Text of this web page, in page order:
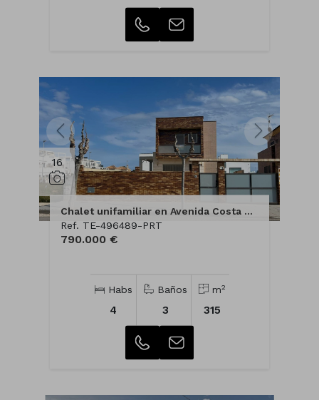
16
Chalet unifamiliar en Avenida Costa Blanca
Ref. TE-496489-PRT
790.000 €
Habs
4
Baños
3
m2
315